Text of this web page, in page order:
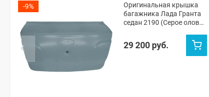
-9%
Оригинальная крышка
багажника Лада Гранта
седан 2190 (Серое олово
29 200 руб.